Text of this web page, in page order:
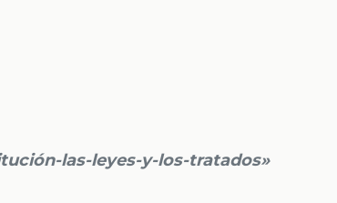
las-leyes-y-los-tratados»